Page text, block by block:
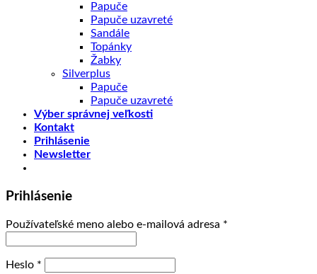
Papuče
Papuče uzavreté
Sandále
Topánky
Žabky
Silverplus
Papuče
Papuče uzavreté
Výber správnej veľkosti
Kontakt
Prihlásenie
Newsletter
Prihlásenie
Používateľské meno alebo e-mailová adresa *
Heslo *